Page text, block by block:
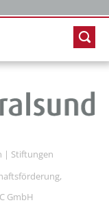
| Stiftungen
GmbH